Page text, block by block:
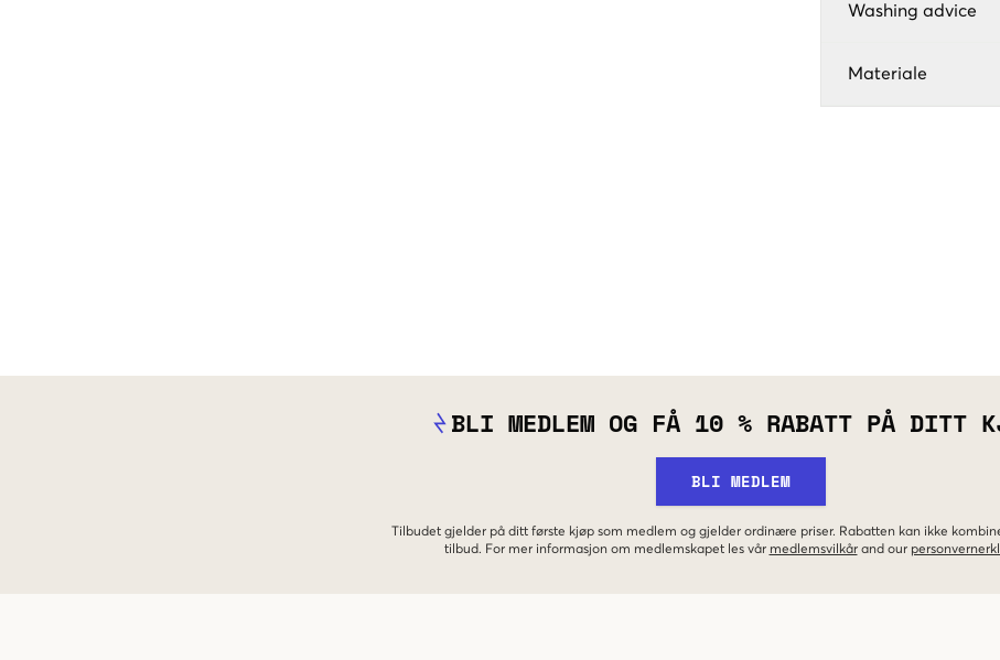
Washing advice
Materiale
BLI MEDLEM OG FÅ 10 % RABATT PÅ DITT
BLI MEDLEM
Tilbudet gjelder på ditt første kjøp som medlem og gjelder ordinære priser. Rabatten kan ikke
tilbud. For mer informasjon om medlemskapet les vår medlemsvilkår and our